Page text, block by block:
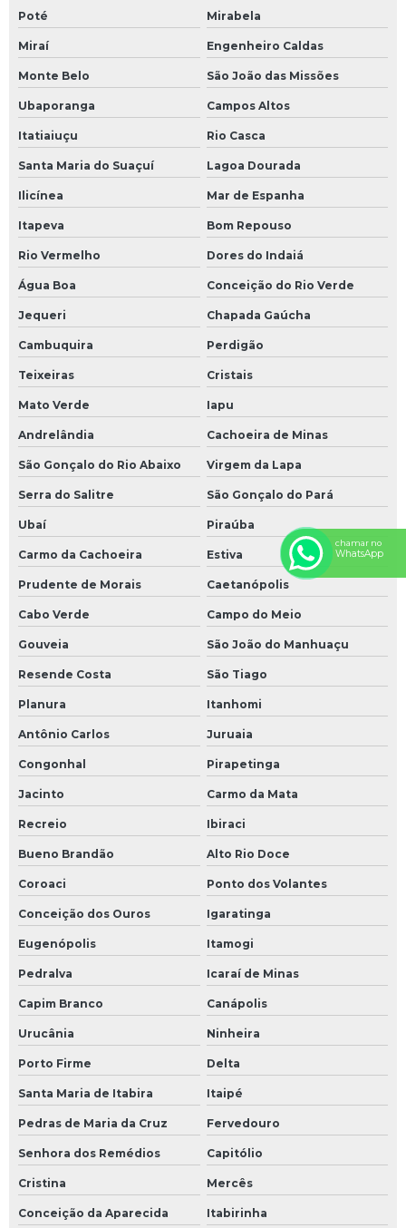
Poté Mirabela
Miraí Engenheiro Caldas
Monte Belo São João das Missões
Ubaporanga Campos Altos
Itatiaiuçu Rio Casca
Santa Maria do Suaçuí Lagoa Dourada
Ilicínea Mar de Espanha
Itapeva Bom Repouso
Rio Vermelho Dores do Indaiá
Água Boa Conceição do Rio Verde
Jequeri Chapada Gaúcha
Cambuquira Perdigão
Teixeiras Cristais
Mato Verde Iapu
Andrelândia Cachoeira de Minas
São Gonçalo do Rio Abaixo Virgem da Lapa
Serra do Salitre São Gonçalo do Pará
Ubaí Piraúba
Carmo da Cachoeira Estiva
Prudente de Morais Caetanópolis
Cabo Verde Campo do Meio
Gouveia São João do Manhuaçu
Resende Costa São Tiago
Planura Itanhomi
Antônio Carlos Juruaia
Congonhal Pirapetinga
Jacinto Carmo da Mata
Recreio Ibiraci
Bueno Brandão Alto Rio Doce
Coroaci Ponto dos Volantes
Conceição dos Ouros Igaratinga
Eugenópolis Itamogi
Pedralva Icaraí de Minas
Capim Branco Canápolis
Urucânia Ninheira
Porto Firme Delta
Santa Maria de Itabira Itaipé
Pedras de Maria da Cruz Fervedouro
Senhora dos Remédios Capitólio
Cristina Mercês
Conceição da Aparecida Itabirinha
chamar no
WhatsApp